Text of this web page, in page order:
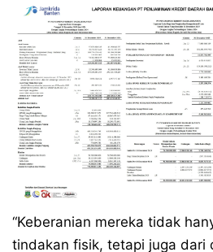
“Keberanian mereka tidak
tindakan fisik, tetapi juga dari